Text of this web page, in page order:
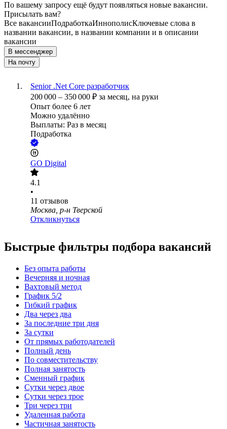
По вашему запросу ещё будут появляться новые вакансии.
Присылать вам?
Все вакансииПодработкаИннополисКлючевые слова в
названии вакансии, в названии компании и в описании
вакансии
В мессенджер
На почту
Senior .Net Core разработчик
200 000 – 350 000 ₽ за месяц, на руки
Опыт более 6 лет
Можно удалённо
Выплаты: Раз в месяц
Подработка
GO Digital
4.1
•
11 отзывов
Москва, р-н Тверской
Откликнуться
Быстрые фильтры подбора вакансий
Без опыта работы
Вечерняя и ночная
Вахтовый метод
График 5/2
Гибкий график
Два через два
За последние три дня
За сутки
От прямых работодателей
Полный день
По совместительству
Полная занятость
Сменный график
Сутки через двое
Сутки через трое
Три через три
Удаленная работа
Частичная занятость